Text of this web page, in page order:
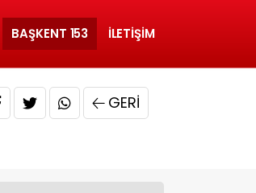
BAŞKENT 153 İLETIŞIM
GERI